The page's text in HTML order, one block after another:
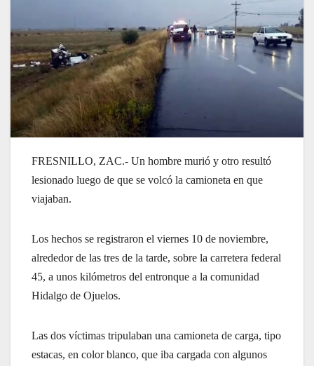
FRESNILLO, ZAC.- Un hombre murió y otro resultó
lesionado luego de que se volcó la camioneta en que
viajaban.
Los hechos se registraron el viernes 10 de noviembre,
alrededor de las tres de la tarde, sobre la carretera federal
45, a unos kilómetros del entronque a la comunidad
Hidalgo de Ojuelos.
Las dos víctimas tripulaban una camioneta de carga, tipo
estacas, en color blanco, que iba cargada con algunos